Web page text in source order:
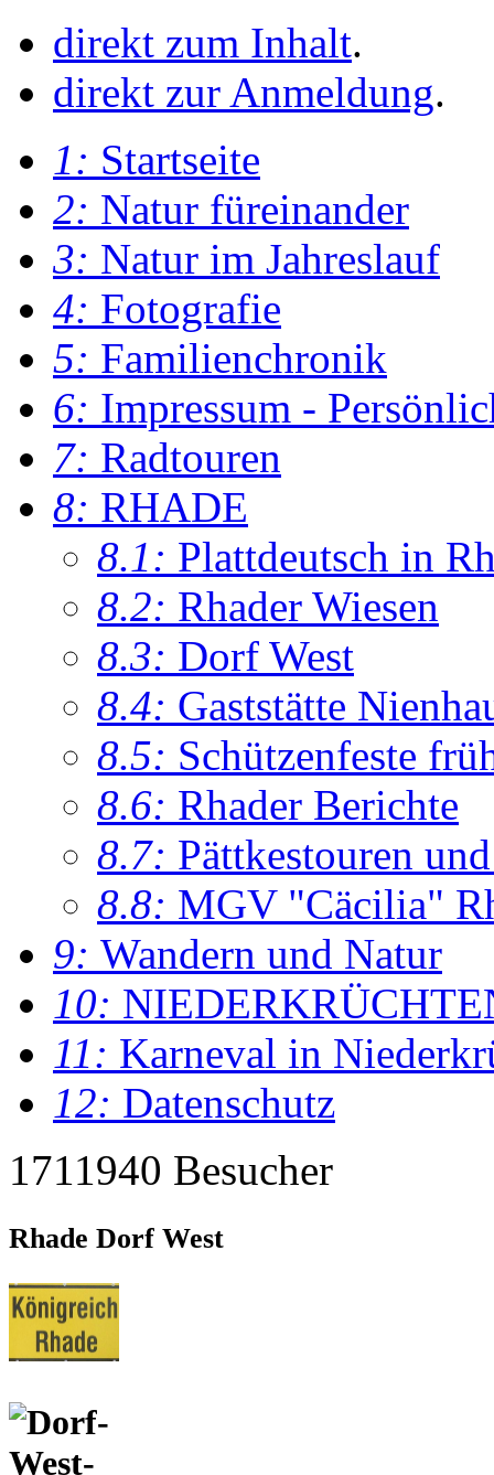
direkt zum Inhalt.
direkt zur Anmeldung.
1: Startseite
2: Natur füreinander
3: Natur im Jahreslauf
4: Fotografie
5: Familienchronik
6: Impressum -
7: Radtouren
8: RHADE
8.1: Plattdeutsch in
8.2: Rhader Wiesen
8.3: Dorf West
8.4: Gaststätte
8.5: Schützenfeste
8.6: Rhader Berichte
8.7: Pättkestouren
8.8: MGV "Cäcilia"
9: Wandern und Natur
10:
11: Karneval in
12: Datenschutz
1711940 Besucher
Rhade Dorf West